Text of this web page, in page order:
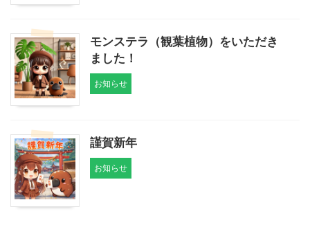
モンステラ（観葉植物）をいただき
ました！
お知らせ
謹賀新年
お知らせ